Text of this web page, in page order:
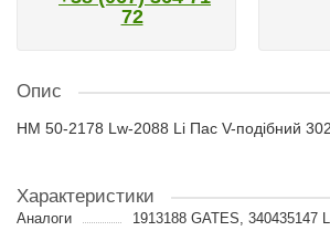
72
Опис
HM 50-2178 Lw-2088 Li Пас V-подібний
Характеристики
Аналоги
1913188 GATES, 340435147